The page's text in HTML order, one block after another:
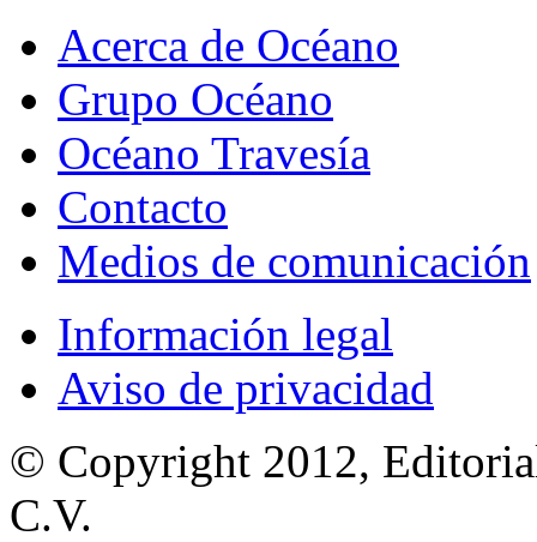
Acerca de Océano
Grupo Océano
Océano Travesía
Contacto
Medios de comunicación
Información legal
Aviso de privacidad
© Copyright 2012,
C.V.